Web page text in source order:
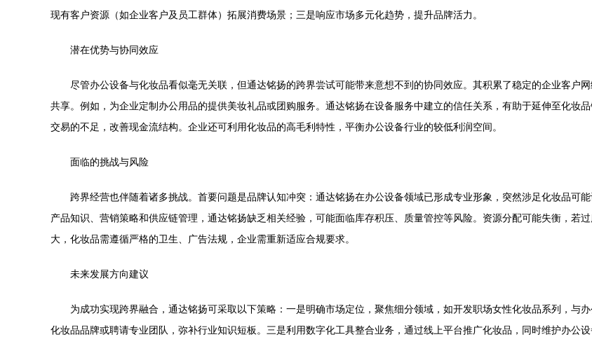
现有客户资源（如企业客户及员工群体）拓展消费场景；三是响应市场多元化趋势，提升品牌活力。
潜在优势与协同效应
尽管办公设备与化妆品看似毫无关联，但通达铭扬的跨界尝试可能带来意想不到的协同效应。其积累了稳定的企业客户
共享。例如，为企业定制办公用品的提供美妆礼品或团购服务。通达铭扬在设备服务中建立的信任关系，有助于延伸至化妆
交易的不足，改善现金流结构。企业还可利用化妆品的高毛利特性，平衡办公设备行业的较低利润空间。
面临的挑战与风险
跨界经营也伴随着诸多挑战。首要问题是品牌认知冲突：通达铭扬在办公设备领域已形成专业形象，突然涉足化妆品可
产品知识、营销策略和供应链管理，通达铭扬缺乏相关经验，可能面临库存积压、质量管控等风险。资源分配可能失衡，若
大，化妆品需遵循严格的卫生、广告法规，企业需重新适应合规要求。
未来发展方向建议
为成功实现跨界融合，通达铭扬可采取以下策略：一是明确市场定位，聚焦细分领域，如开发职场女性化妆品系列，与
化妆品品牌或聘请专业团队，弥补行业知识短板。三是利用数字化工具整合业务，通过线上平台推广化妆品，同时维护办公